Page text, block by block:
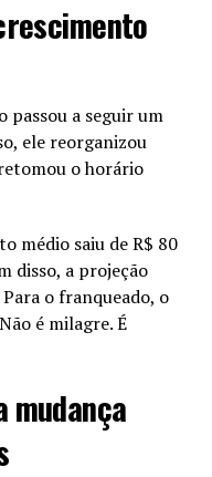
passou a seguir um
ele reorganizou
o horário
médio saiu de R$ 80
disso, a projeção
o franqueado, o
é milagre. É
mudança